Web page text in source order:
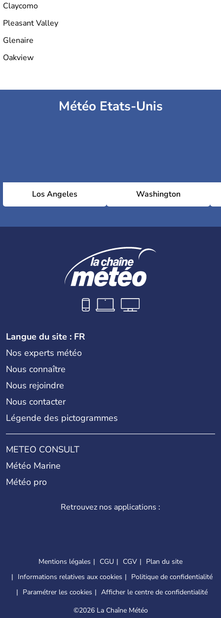
Claycomo
Pleasant Valley
Glenaire
Oakview
Météo Etats-Unis
Los Angeles Washington
Langue du site : FR
Nos experts météo
Nous connaître
Nous rejoindre
Nous contacter
Légende des pictogrammes
METEO CONSULT
Météo Marine
Météo pro
Retrouvez nos applications :
Mentions légales CGU CGV
Plan du site
Informations relatives aux cookies
Politique de confidentialité
Paramétrer les cookies
Afficher le centre de confidentialité
©2026 La Chaîne Météo